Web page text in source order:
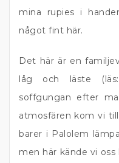
mina rupies i
något fint här.
Det här är en
låg och läste
soffgungan efter
atmosfären kom vi
barer i Palolem
men här kände vi